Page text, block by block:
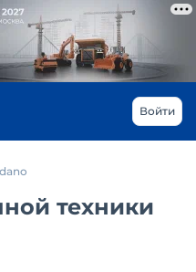
Войти
техники